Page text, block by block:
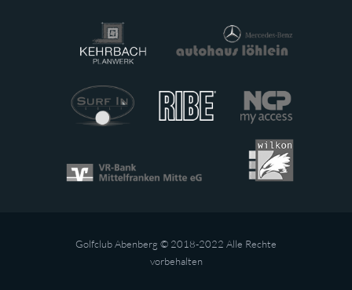
Golfclub Abenberg © 2018-2022 Alle Rechte
vorbehalten